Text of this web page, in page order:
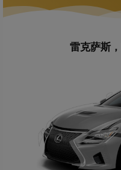
雷克萨斯